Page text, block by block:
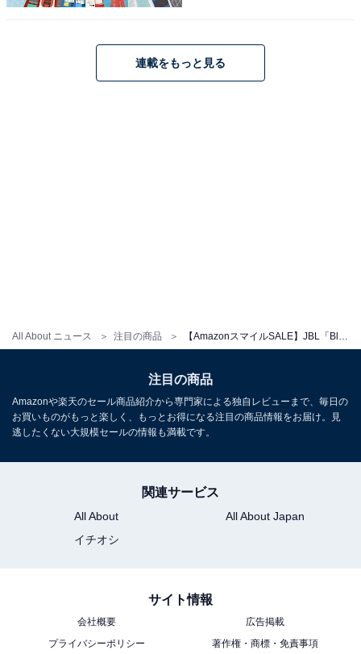
All About ニュース 注目の商品
JBL「JBLFLIPES3」
JBL GO4 Bluetoothスピーカー USB C充電/IP67防塵防
水/アプリ対応/パッシブラジエーター搭載/ポータブル/ファ
連載をもっと見る
注目の商品
Amazonや楽天のセール商品紹介から専門家による独自レビューまで、毎日の
お買いものがもっと楽しく、もっとお得になる注目の商品情報をお届け。見
逃したくない大規模セールの情報も満載です。
関連サービス
All About
All About Japan
イチオシ
サイト情報
会社概要
広告掲載
プライバシーポリシー
著作権・商標・免責事項